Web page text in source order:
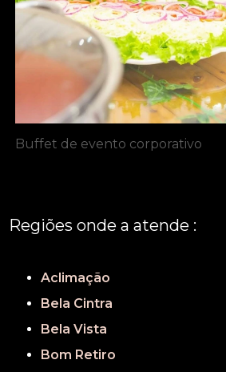
Buffet de evento corporativo
Regiões onde a atende :
Aclimação
Bela Cintra
Bela Vista
Bom Retiro